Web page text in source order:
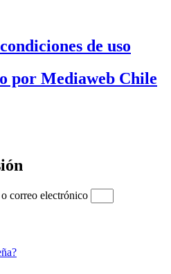
de uso
por Mediaweb Chile
correo electrónico